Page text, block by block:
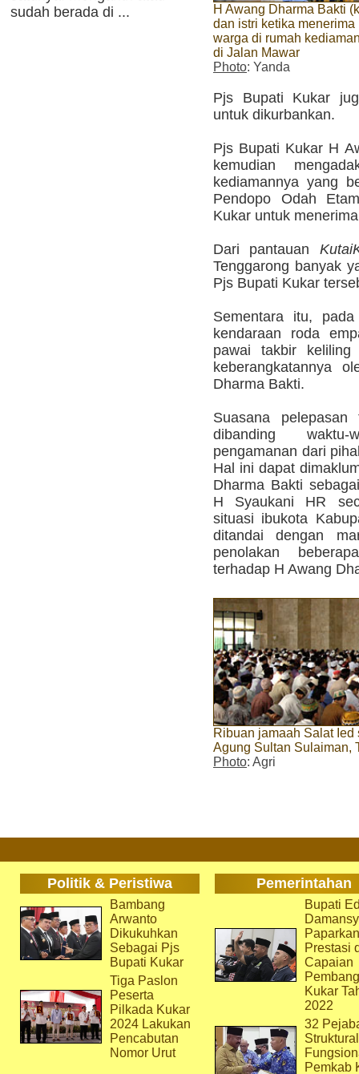
sudah berada di ...
H Awang Dharma Bakti
dan istri ketika menerima
warga di rumah
di Jalan Mawar
Photo: Yanda
Pjs Bupati Kukar
untuk dikurbankan.
Pjs Bupati Kukar H
kemudian
kediamannya yang
Pendopo Odah
Kukar untuk
Dari pantauan
Tenggarong banyak
Pjs Bupati Kukar
Sementara itu,
kendaraan roda
pawai takbir
keberangkatannya
Dharma Bakti.
Suasana
dibanding
pengamanan dari
Hal ini dapat
Dharma Bakti
H Syaukani HR
situasi ibukota
ditandai dengan
penolakan
terhadap H Awang
Ribuan jamaah Salat
Agung Sultan Sulaiman,
Photo: Agri
Politik & Peristiwa Pemerintahan
Bambang
Arwanto
Dikukuhkan
Sebagai Pjs
Bupati Kukar
Tiga Paslon
Peserta
Pilkada Kukar
2024 Lakukan
Pencabutan
Nomor Urut
Bupati
Paparkan
Prestasi
Capaian
Kukar
2022
32
Pemkab